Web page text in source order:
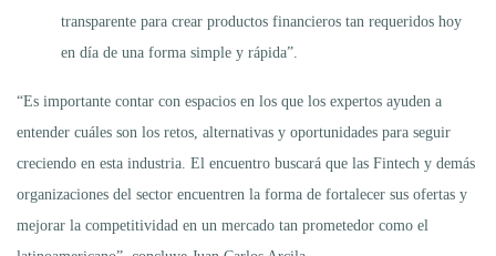
transparente para crear productos financieros tan requeridos hoy
en día de una forma simple y rápida”.
“Es importante contar con espacios en los que los expertos ayuden a
entender cuáles son los retos, alternativas y oportunidades para seguir
creciendo en esta industria. El encuentro buscará que las Fintech y demás
organizaciones del sector encuentren la forma de fortalecer sus ofertas y
mejorar la competitividad en un mercado tan prometedor como el